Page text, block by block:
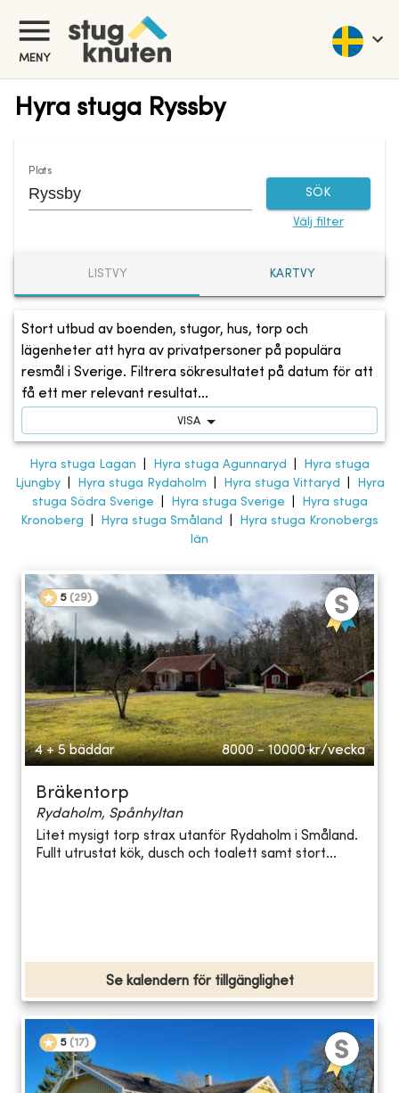
MENY
Hyra stuga Ryssby
Plats
SÖK
Välj filter
LISTVY KARTVY
Stort utbud av boenden, stugor, hus, torp och
lägenheter att hyra av privatpersoner på populära
resmål i Sverige. Filtrera sökresultatet på datum för att
få ett mer relevant resultat...
VISA
Hyra stuga Lagan Hyra stuga Agunnaryd
Hyra stuga
Ljungby| Hyra stuga Rydaholm Hyra stuga Vittaryd
Hyra
stuga Södra Sverige
Hyra stuga Sverige
Hyra stuga
Kronoberg
Hyra stuga Småland
Hyra stuga Kronobergs
län
5 (29)
4 + 5 bäddar 8000 - 10000 kr/vecka
Bräkentorp
Rydaholm, Spånhyltan
Litet mysigt torp strax utanför Rydaholm i Småland.
Fullt utrustat kök, dusch och toalett samt stort...
Se kalendern för tillgänglighet
5 (17)